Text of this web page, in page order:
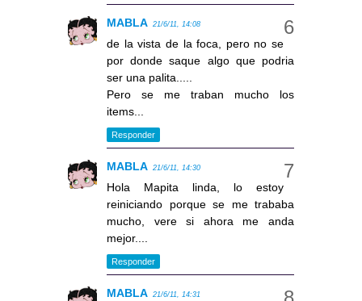
MABLA 21/6/11, 14:08
de la vista de la foca, pero no se
por donde saque algo que podria
ser una palita.....
Pero se me traban mucho los
items...
Responder
MABLA 21/6/11, 14:30
Hola Mapita linda, lo estoy
reiniciando porque se me trababa
mucho, vere si ahora me anda
mejor....
Responder
MABLA 21/6/11, 14:31